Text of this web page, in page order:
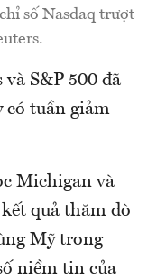
số Nasdaq trượt
S&P 500 đã
có tuần giảm
Michigan và
quả thăm dò
Mỹ trong
niềm tin của